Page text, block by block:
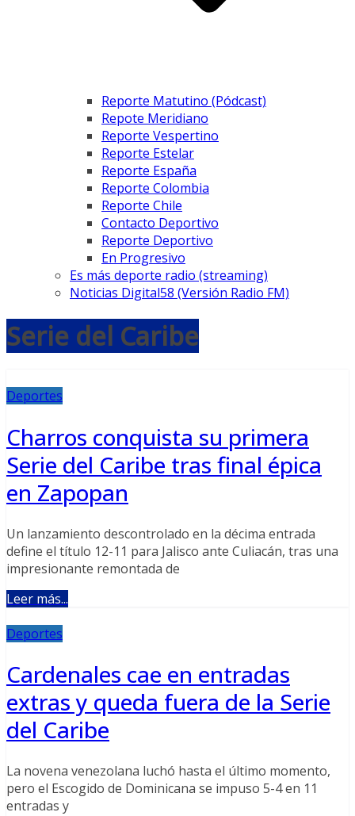
Reporte Matutino (Pódcast)
Repote Meridiano
Reporte Vespertino
Reporte Estelar
Reporte España
Reporte Colombia
Reporte Chile
Contacto Deportivo
Reporte Deportivo
En Progresivo
Es más deporte radio (streaming)
Noticias Digital58 (Versión Radio FM)
Serie del Caribe
Deportes
Charros conquista su primera
Serie del Caribe tras final épica
en Zapopan
Un lanzamiento descontrolado en la décima entrada
define el título 12-11 para Jalisco ante Culiacán, tras una
impresionante remontada de
Leer más...
Deportes
Cardenales cae en entradas
extras y queda fuera de la Serie
del Caribe
La novena venezolana luchó hasta el último momento,
pero el Escogido de Dominicana se impuso 5-4 en 11
entradas y